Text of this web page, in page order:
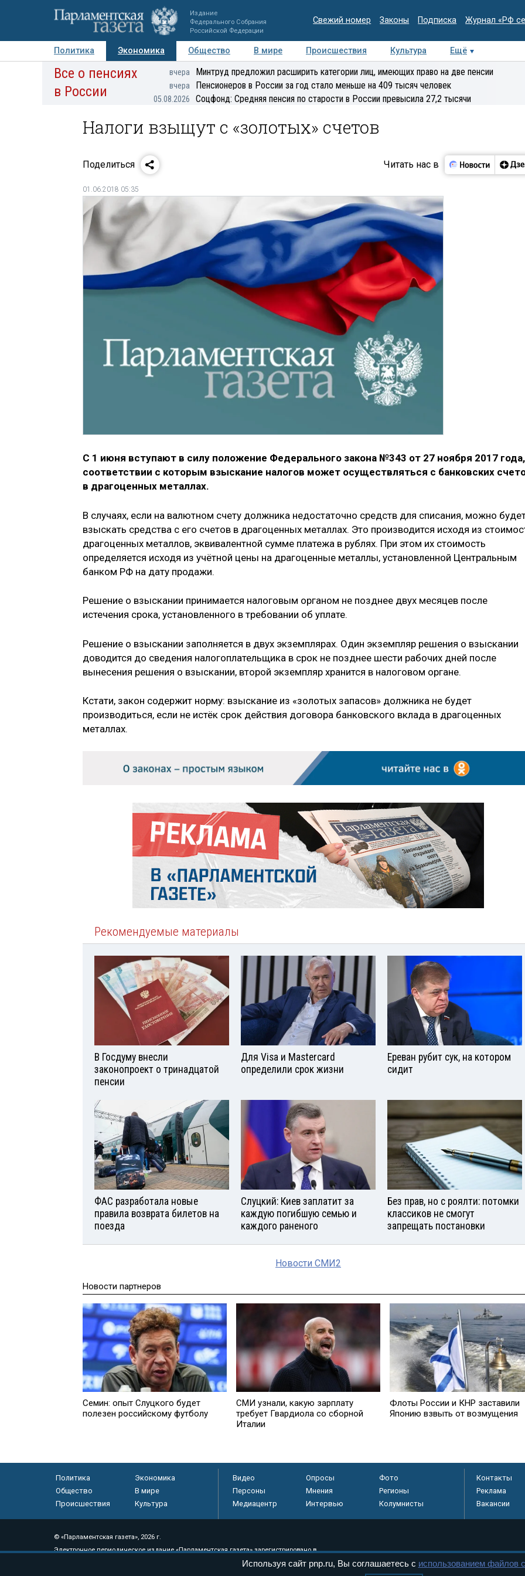
Издание
Федерального Собрания
Российской Федерации
Свежий номер Законы Подписка Журнал «РФ
Политика Экономика Общество В мире Происшествия Культура
Ещё
Авторы Персоны Мнения Регионы Медиацентр Интервью Колумнисты
Все о пенсиях
в России
вчера Минтруд предложил расширить категории лиц, имеющих право на две пенсии
вчера Пенсионеров в России за год стало меньше на 409 тысяч человек
05.08.2026 Соцфонд: Средняя пенсия по старости в России превысила 27,2 тысячи
Налоги взыщут с «золотых» счетов
Поделиться Читать нас в
01.06.2018 05:35
С 1 июня вступают в силу положение Федерального закона №343 от 27 ноября 2017
соответствии с которым взыскание налогов может осуществляться с банковских
в драгоценных металлах.
В случаях, если на валютном счету должника недостаточно средств для списания, можно
взыскать средства с его счетов в драгоценных металлах. Это производится исходя из
драгоценных металлов, эквивалентной сумме платежа в рублях. При этом их стоимость
определяется исходя из учётной цены на драгоценные металлы, установленной Центральным
банком РФ на дату продажи.
Решение о взыскании принимается налоговым органом не позднее двух месяцев после
истечения срока, установленного в требовании об уплате.
Решение о взыскании заполняется в двух экземплярах. Один экземпляр решения о взыскании
доводится до сведения налогоплательщика в срок не позднее шести рабочих дней после
вынесения решения о взыскании, второй экземпляр хранится в налоговом органе.
Кстати, закон содержит норму: взыскание из «золотых запасов» должника не будет
производиться, если не истёк срок действия договора банковского вклада в драгоценных
металлах.
Рекомендуемые материалы
В Госдуму внесли
законопроект о тринадцатой
пенсии
Для Visа и Mastercard
определили срок жизни
Ереван рубит сук, на котором
сидит
ФАС разработала новые
правила возврата билетов на
поезда
Слуцкий: Киев заплатит за
каждую погибшую семью и
каждого раненого
Без прав, но с роялти: потомки
классиков не смогут
запрещать постановки
Новости СМИ2
Новости партнеров
Семин: опыт Слуцкого будет
полезен российскому футболу
СМИ узнали, какую зарплату
требует Гвардиола со сборной
Италии
Флоты России и КНР заставили
Японию взвыть от возмущения
Политика
Экономика
Общество
В мире
Происшествия
Культура
Видео Опросы
Фото
Персоны
Мнения
Регионы
Медиацентр
Интервью Колумнисты
Контакты
Реклама
Вакансии
© «Парламентская газета», 2026 г.
Электронное периодическое издание «Парламентская газета» зарегистрировано в
Федеральной службе по надзору в сфере связи, информационных технологий иИспользуя сайт pnp.ru, Вы соглашаетесь с использованием файлов